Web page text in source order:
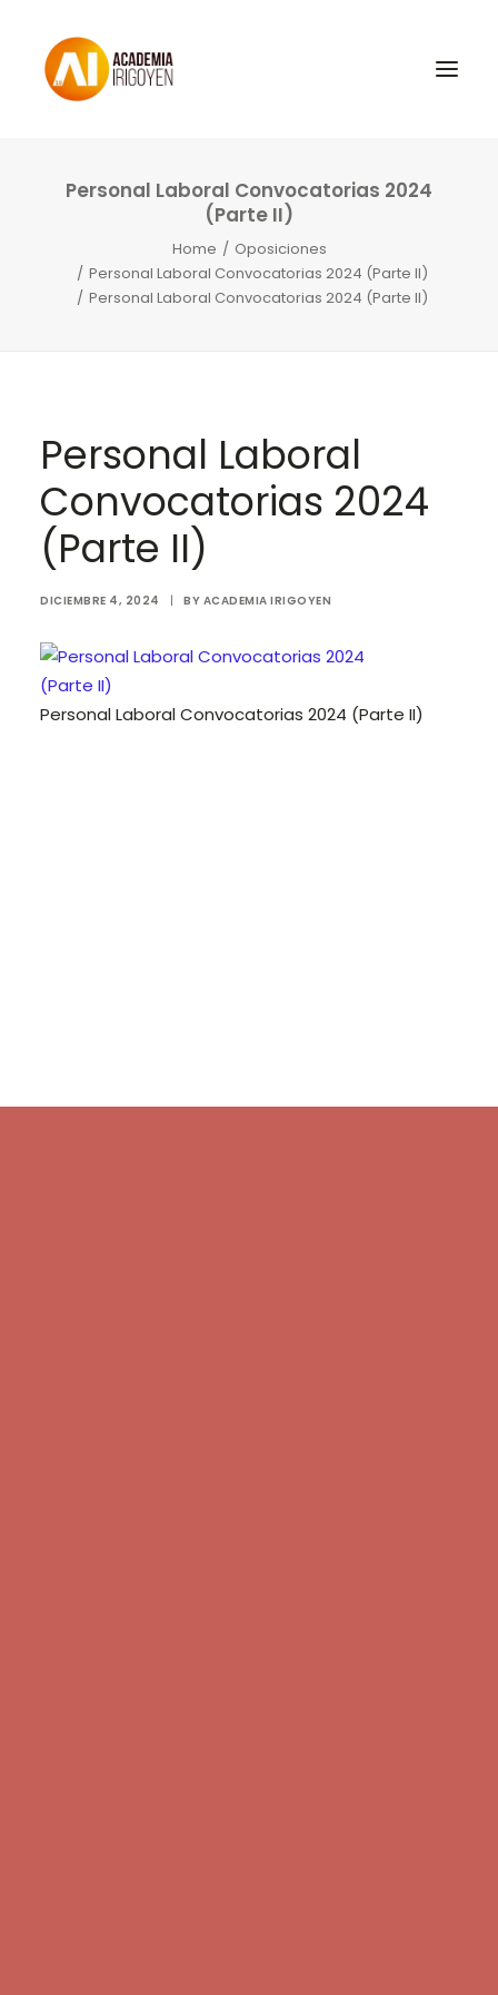
Oposiciones
Trabaja con nosotros
BuscaOpos 🔎
Aula virtual
Login / Register
Personal Laboral Convocatorias 2024
(Parte II)
Home
Oposiciones
Personal Laboral Convocatorias 2024 (Parte II)
Personal Laboral Convocatorias 2024 (Parte II)
Personal Laboral
Convocatorias 2024
(Parte II)
DICIEMBRE 4, 2024 | BY ACADEMIA IRIGOYEN
Personal Laboral Convocatorias 2024 (Parte II)